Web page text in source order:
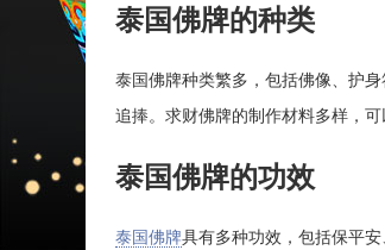
泰国佛牌的种类
泰国佛牌种类繁多，包括佛像、护
追捧。求财佛牌的制作材料多样，
泰国佛牌的功效
泰国佛牌具有多种功效，包括保平